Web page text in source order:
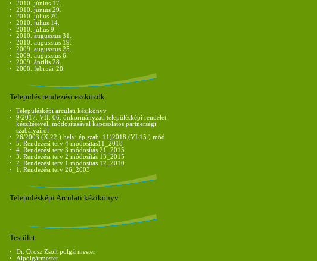
• 2010. június 17.
• 2010. június 29.
• 2010. július 20.
• 2010. július 14.
• 2010. július 9.
• 2010. augusztus 31.
• 2010. augusztus 19.
• 2009. augusztus 25.
• 2009. augusztus 6.
• 2009. április 28.
• 2008. február 28.
Település rendezési eszközök
• Településképi arculati kézikönyv
•
9/2017. VII. 06. önkormányzati településképi rendelet
készítésével, módosításával kapcsolatos partnerségi
szabályairól
• 26/2003.(X.22.) helyi ép.szab. 11)2018.(VI.15.) mód
• 5. Rendezési terv 4 módosítás11_2018
• 4. Rendezési terv 3 módosítás 21_2015
• 3. Rendezési terv 2 módosítás 13_2015
• 2. Rendezési terv 1 módosítás 12_2010
• 1. Rendezési terv 26_2003
Településképi Arculati kézikönyv
Testület
• Dr. Orosz Zsolt polgármester
• Alpolgármester